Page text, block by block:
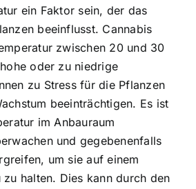
ein Faktor sein, der das
beeinflusst. Cannabis
zwischen 20 und 30
oder zu niedrige
zu Stress für die Pflanzen
beeinträchtigen. Es ist
im Anbauraum
und gegebenenfalls
um sie auf einem
halten. Dies kann durch den